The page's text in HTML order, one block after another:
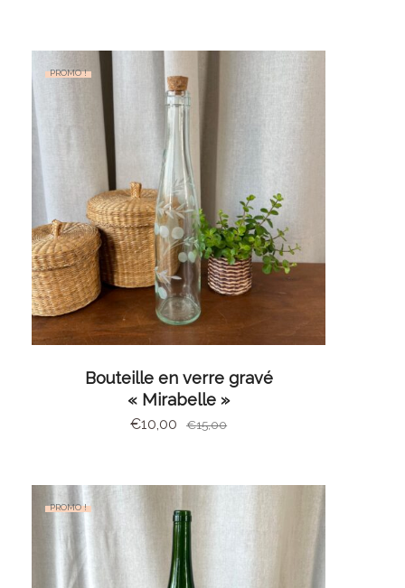
PROMO !
AJOUTER AU PANIER
Bouteille en verre gravé
« Mirabelle »
€15,00
€10,00
PROMO !